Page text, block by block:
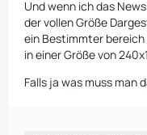
Und wenn ich das
der vollen Größe
ein Bestimmter
in einer Größe von
Falls ja was muss man